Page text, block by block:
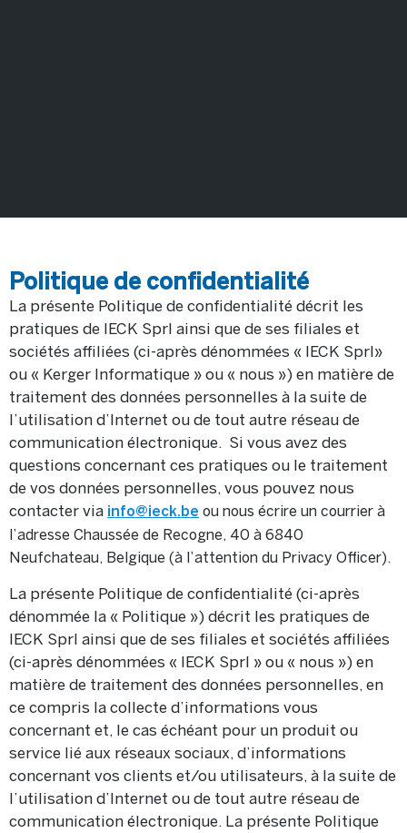
Politique de confidentialité
La présente Politique de confidentialité décrit les
pratiques de IECK Sprl ainsi que de ses filiales et
sociétés affiliées (ci-après dénommées « IECK Sprl»
ou « Kerger Informatique » ou « nous ») en matière de
traitement des données personnelles à la suite de
l’utilisation d’Internet ou de tout autre réseau de
communication électronique. Si vous avez des
questions concernant ces pratiques ou le traitement
de vos données personnelles, vous pouvez nous
contacter via info@ieck.be ou nous écrire un courrier à
l’adresse Chaussée de Recogne, 40 à 6840
Neufchateau, Belgique (à l’attention du Privacy Officer).
La présente Politique de confidentialité (ci-après
dénommée la « Politique ») décrit les pratiques de
IECK Sprl ainsi que de ses filiales et sociétés affiliées
(ci-après dénommées « IECK Sprl » ou « nous ») en
matière de traitement des données personnelles, en
ce compris la collecte d’informations vous
concernant et, le cas échéant pour un produit ou
service lié aux réseaux sociaux, d’informations
concernant vos clients et/ou utilisateurs, à la suite de
l’utilisation d’Internet ou de tout autre réseau de
communication électronique. La présente Politique